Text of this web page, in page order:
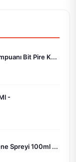
Bit Pire K...
-
Spreyi 100ml ...